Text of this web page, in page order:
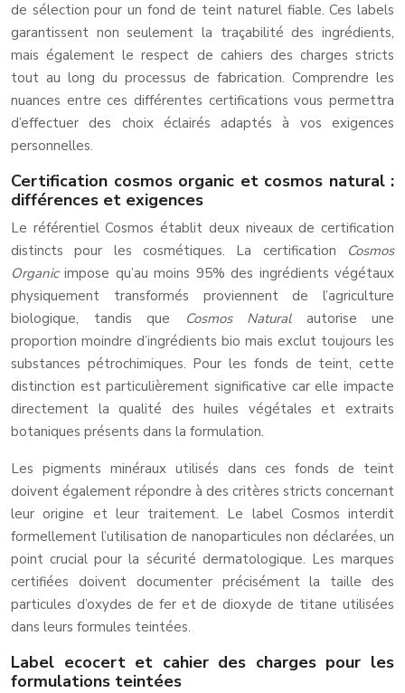
de sélection pour un fond de teint naturel fiable. Ces labels
garantissent non seulement la traçabilité des ingrédients,
mais également le respect de cahiers des charges stricts
tout au long du processus de fabrication. Comprendre les
nuances entre ces différentes certifications vous permettra
d’effectuer des choix éclairés adaptés à vos exigences
personnelles.
Certification cosmos organic et cosmos natural :
différences et exigences
Le référentiel Cosmos établit deux niveaux de certification
distincts pour les cosmétiques. La certification Cosmos
Organicimpose qu’au moins 95% des ingrédients végétaux
physiquement transformés proviennent de l’agriculture
biologique, tandis que
Cosmos Naturalautorise une
proportion moindre d’ingrédients bio mais exclut toujours les
substances pétrochimiques. Pour les fonds de teint, cette
distinction est particulièrement significative car elle impacte
directement la qualité des huiles végétales et extraits
botaniques présents dans la formulation.
Les pigments minéraux utilisés dans ces fonds de teint
doivent également répondre à des critères stricts concernant
leur origine et leur traitement. Le label Cosmos interdit
formellement l’utilisation de nanoparticules non déclarées, un
point crucial pour la sécurité dermatologique. Les marques
certifiées doivent documenter précisément la taille des
particules d’oxydes de fer et de dioxyde de titane utilisées
dans leurs formules teintées.
Label ecocert et cahier des charges pour les
formulations teintées